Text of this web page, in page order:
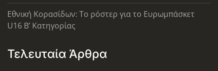
Εθνική Κορασίδων: Το ρόστερ για το Ευρωμπάσκετ
U16 B’ Κατηγορίας
Τελευταία Άρθρα